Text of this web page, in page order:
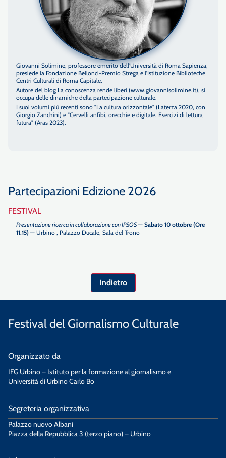
Giovanni Solimine, professore emerito dell’Università di Roma Sapienza,
presiede la Fondazione Bellonci-Premio Strega e l’Istituzione Biblioteche
Centri Culturali di Roma Capitale.
Autore del blog La conoscenza rende liberi (www.giovannisolimine.it), si
occupa delle dinamiche della partecipazione culturale.
I suoi volumi più recenti sono "La cultura orizzontale" (Laterza 2020, con
Giorgio Zanchini) e "Cervelli anfibi, orecchie e digitale. Esercizi di lettura
futura" (Aras 2023).
Partecipazioni Edizione 2026
FESTIVAL
Presentazione ricerca in collaborazione con IPSOS— Sabato 10 ottobre (Ore
11.15) — Urbino , Palazzo Ducale, Sala del Trono
Indietro
Festival del Giornalismo Culturale
Organizzato da
IFG Urbino – Istituto per la formazione al giornalismo e
Università di Urbino Carlo Bo
Segreteria organizzativa
Palazzo nuovo Albani
Piazza della Repubblica 3 (terzo piano) – Urbino